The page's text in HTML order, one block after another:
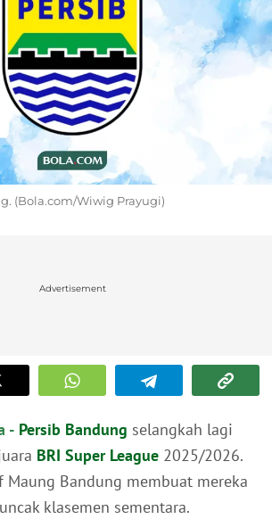
(Bola.com/Wiwig Prayugi)
Advertisement
- Persib Bandung selangkah lagi
BRI Super League 2025/2026.
Maung Bandung membuat mereka
klasemen sementara.